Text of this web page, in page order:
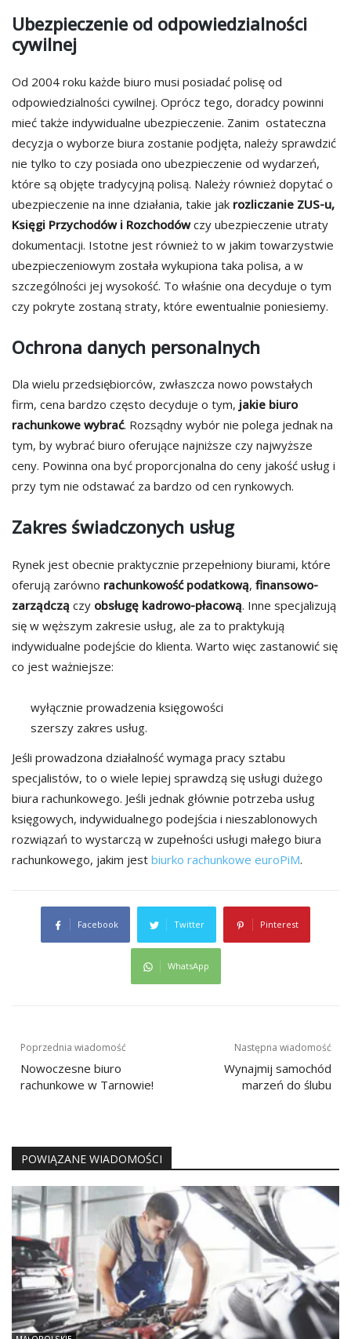
Ubezpieczenie od odpowiedzialności
cywilnej
Od 2004 roku każde biuro musi posiadać polisę od
odpowiedzialności cywilnej. Oprócz tego, doradcy powinni
mieć także indywidualne ubezpieczenie. Zanim ostateczna
decyzja o wyborze biura zostanie podjęta, należy sprawdzić
nie tylko to czy posiada ono ubezpieczenie od wydarzeń,
które są objęte tradycyjną polisą. Należy również dopytać o
ubezpieczenie na inne działania, takie jak rozliczanie ZUS-u,
Księgi Przychodów i Rozchodówczy ubezpieczenie utraty
dokumentacji. Istotne jest również to w jakim towarzystwie
ubezpieczeniowym została wykupiona taka polisa, a w
szczególności jej wysokość. To właśnie ona decyduje o tym
czy pokryte zostaną straty, które ewentualnie poniesiemy.
Ochrona danych personalnych
Dla wielu przedsiębiorców, zwłaszcza nowo powstałych
firm, cena bardzo często decyduje o tym, jakie biuro
rachunkowe wybrać. Rozsądny wybór nie polega jednak na
tym, by wybrać biuro oferujące najniższe czy najwyższe
ceny. Powinna ona być proporcjonalna do ceny jakość usług i
przy tym nie odstawać za bardzo od cen rynkowych.
Zakres świadczonych usług
Rynek jest obecnie praktycznie przepełniony biurami, które
oferują zarówno rachunkowość podatkową, finansowo-
zarządczą czy obsługę kadrowo-płacową. Inne specjalizują
się w węższym zakresie usług, ale za to praktykują
indywidualne podejście do klienta. Warto więc zastanowić się
co jest ważniejsze:
wyłącznie prowadzenia księgowości
szerszy zakres usług.
Jeśli prowadzona działalność wymaga pracy sztabu
specjalistów, to o wiele lepiej sprawdzą się usługi dużego
biura rachunkowego. Jeśli jednak głównie potrzeba usług
księgowych, indywidualnego podejścia i nieszablonowych
rozwiązań to wystarczą w zupełności usługi małego biura
rachunkowego, jakim jest biurko rachunkowe euroPiM.
Facebook Twitter Pinterest
WhatsApp
Nawigacja
wpisu
Poprzednia wiadomość
Nowoczesne biuro
rachunkowe w Tarnowie!
Następna wiadomość
Wynajmij samochód
marzeń do ślubu
POWIĄZANE WIADOMOŚCI